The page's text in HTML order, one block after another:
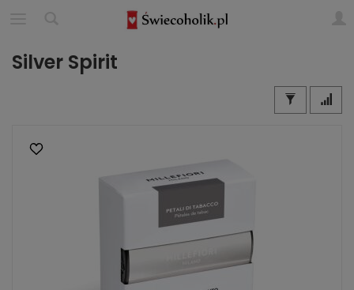
Silver Spirit